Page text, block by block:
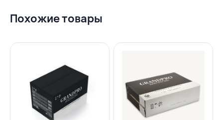
Похожие товары